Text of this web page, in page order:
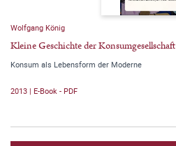
Wolfgang König
Kleine Geschichte der Konsumgesellschaft
Konsum als Lebensform der Moderne
2013 | E-Book - PDF